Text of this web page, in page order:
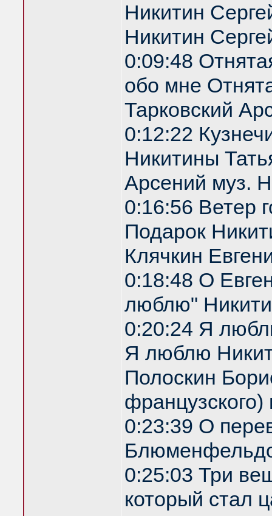
Никитин
Никитин
0:09:48
обо мне
Тарковский
0:12:22
Никитины
Арсений муз.
0:16:56 Ветер
Подарок
Клячкин
0:18:48 О
люблю"
0:20:24 Я
Я люблю
Полоскин
0:23:39 О
0:25:03 Три
который стал